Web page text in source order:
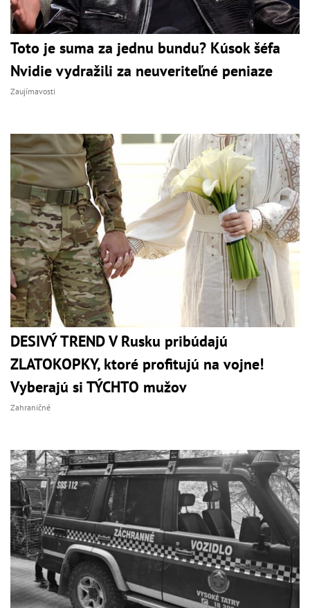
Toto je suma za jednu bundu? Kúsok šéfa
Nvidie vydražili za neuveriteľné peniaze
Zaujímavosti
DESIVÝ TREND V Rusku pribúdajú
ZLATOKOPKY, ktoré profitujú na vojne!
Vyberajú si TÝCHTO mužov
Zahraničné